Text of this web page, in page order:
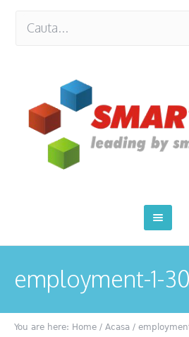
employment-1-
You are here: Home / Acasa /